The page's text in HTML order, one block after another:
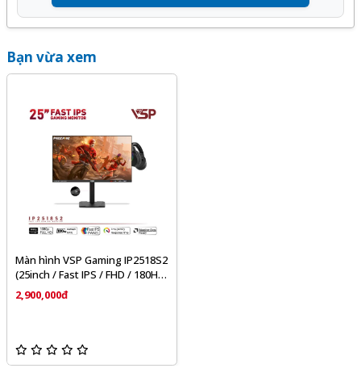
Bạn vừa xem
Màn hình VSP Gaming IP2518S2
(25inch / Fast IPS / FHD / 180Hz
/ 1ms / FreeSync / Adaptive-
Sync)
2,900,000đ